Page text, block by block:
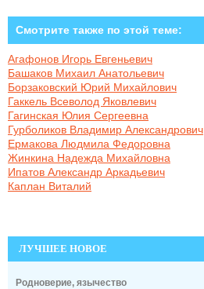
Смотрите также по этой теме:
Агафонов Игорь Евгеньевич
Башаков Михаил Анатольевич
Борзаковский Юрий Михайлович
Гаккель Всеволод Яковлевич
Гагинская Юлия Сергеевна
Гурболиков Владимир Александрович
Ермакова Людмила Федоровна
Жинкина Надежда Михайловна
Ипатов Александр Аркадьевич
Каплан Виталий
ЛУЧШЕЕ НОВОЕ
Родноверие, язычество